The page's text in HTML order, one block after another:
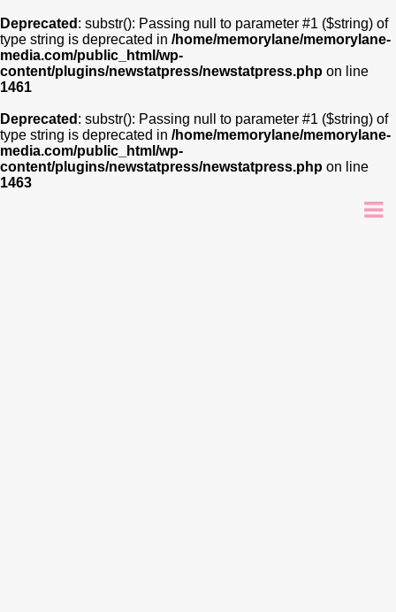
Deprecated : substr(): Passing null to parameter #1 ($string) of
type string is deprecated in /home/memorylane/memorylane-
media.com/public_html/wp-
content/plugins/newstatpress/newstatpress.php on line
1461
Deprecated : substr(): Passing null to parameter #1 ($string) of
type string is deprecated in /home/memorylane/memorylane-
media.com/public_html/wp-
content/plugins/newstatpress/newstatpress.php on line
1463